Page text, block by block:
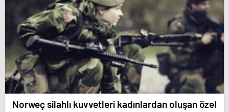
Norweç silahlı kuvvetleri kadınlardan oluşan özel